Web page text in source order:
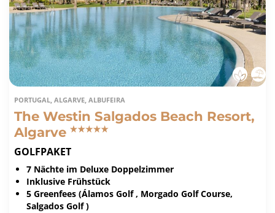
PORTUGAL, ALGARVE, ALBUFEIRA
The Westin Salgados Beach Resort,
Algarve
GOLFPAKET
7 Nächte im Deluxe Doppelzimmer
Inklusive Frühstück
5 Greenfees (Álamos Golf , Morgado Golf Course,
Salgados Golf )